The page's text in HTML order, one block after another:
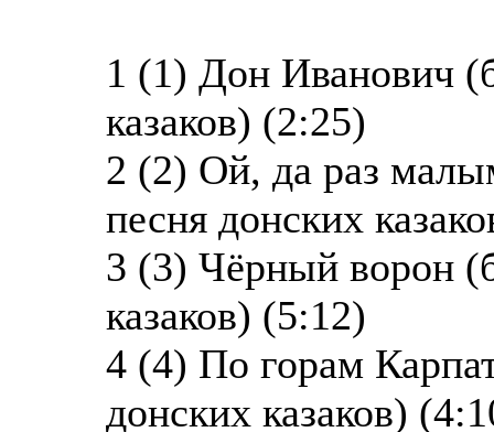
1 (1) Дон Иванович
казаков) (2:25)
2 (2) Ой, да раз
песня донских
3 (3) Чёрный ворон
казаков) (5:12)
4 (4) По горам
донских казаков)